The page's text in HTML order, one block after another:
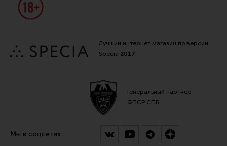
Лучший интернет магазин по версии
Specia 2017
Генеральный партнер
ФПСР СПБ
Мы в соцсетях: